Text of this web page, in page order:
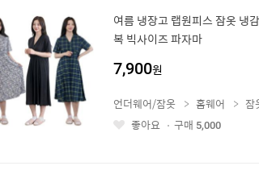
여름 냉장고 랩원피스 잠옷 냉
복 빅사이즈 파자마
7,900원
좋
언더웨어/잠옷 홈웨어
잠
좋아요
구매 5,000